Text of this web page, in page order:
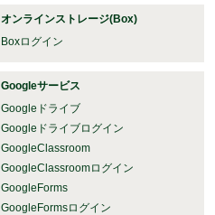
オンラインストレージ(Box)
Boxログイン
Googleサービス
Googleドライブ
Googleドライブログイン
GoogleClassroom
GoogleClassroomログイン
GoogleForms
GoogleFormsログイン